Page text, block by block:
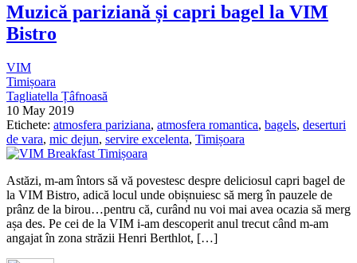
Muzică pariziană și capri bagel la VIM
Bistro
VIM
Timișoara
Tagliatella Țâfnoasă
10 May 2019
Etichete: atmosfera pariziana, atmosfera romantica, bagels, deserturi
de vara, mic dejun, servire excelenta, Timișoara
Astăzi, m-am întors să vă povestesc despre deliciosul capri bagel de
la VIM Bistro, adică locul unde obișnuiesc să merg în pauzele de
prânz de la birou…pentru că, curând nu voi mai avea ocazia să merg
așa des. Pe cei de la VIM i-am descoperit anul trecut când m-am
angajat în zona străzii Henri Berthlot, […]